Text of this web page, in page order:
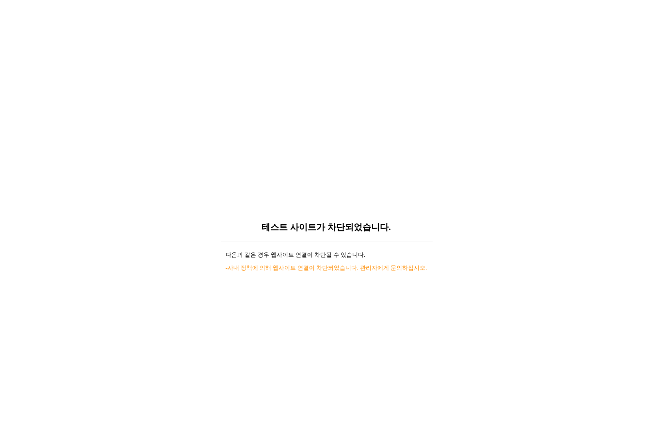
테스트 사이트가 차단되었습니다.
다음과 같은 경우 웹사이트 연결이 차단될 수 있습니다.
-사내 정책에 의해 웹사이트 연결이 차단되었습니다. 관리자에게 문의하십시오.